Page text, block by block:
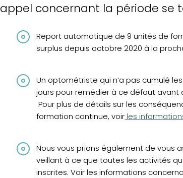
concernant la période se
Report automatique de 9 unités de
surplus depuis octobre 2020 à la
Un optométriste qui n’a pas cumulé
jours pour remédier à ce défaut avant
Pour plus de détails sur les
formation continue, voirles
Nous vous prions également de vous
veillant à ce que toutes les activités
inscrites. Voir les informations